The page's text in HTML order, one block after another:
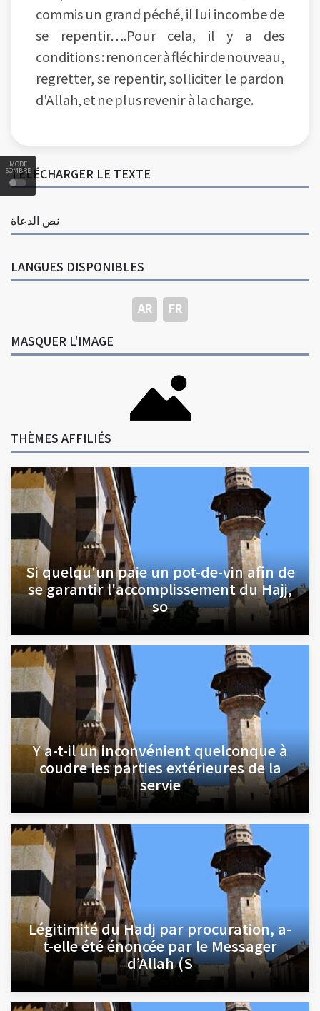
MODE
SOMBRE
commis un grand péché, il lui incombe de
se repentir….Pour cela, il y a des
conditions : renoncer à fléchir de nouveau,
regretter, se repentir, solliciter le pardon
d'Allah, et ne plus revenir à la charge.
TÉLÉCHARGER LE TEXTE
نص الدعاة
LANGUES DISPONIBLES
AR
FR
MASQUER L'IMAGE
THÈMES AFFILIÉS
Si quelqu'un paie un pot-de-vin afin de
se garantir l'accomplissement du Hajj,
so
Y a-t-il un inconvénient quelconque à
coudre les parties extérieures de la
servie
Légitimité du Hadj par procuration, a-
t-elle été énoncée par le Messager
d’Allah (S